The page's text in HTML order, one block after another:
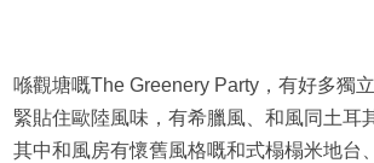
喺觀塘嘅The Greenery Party，有好多獨
緊貼住歐陸風味，有希臘風、和風同土耳
其中和風房有懷舊風格嘅和式榻榻米地台